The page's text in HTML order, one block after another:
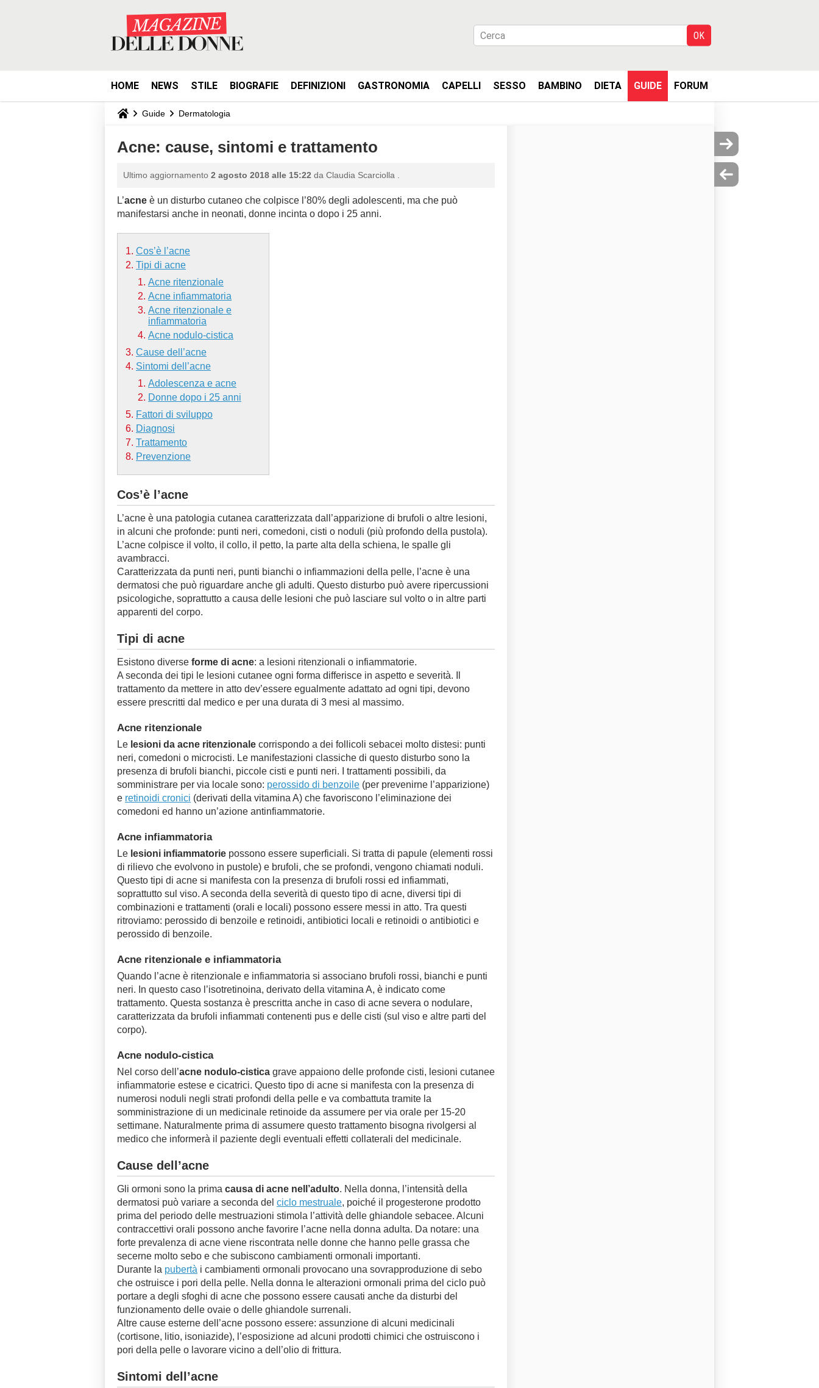
HOME NEWS STILE BIOGRAFIE DEFINIZIONI GASTRONOMIA CAPELLI SESSO BAMBINO DIETA GUIDE FORUM
Guide Dermatologia
Acne: cause, sintomi e trattamento
Ultimo aggiornamento 2 agosto 2018 alle 15:22 da Claudia Scarciolla
L’acne è un disturbo cutaneo che colpisce l’80% degli adolescenti, ma che può
manifestarsi anche in neonati, donne incinta o dopo i 25 anni.
Cos’è l’acne
Tipi di acne
Acne ritenzionale
Acne infiammatoria
Acne ritenzionale e
infiammatoria
Acne nodulo-cistica
Cause dell’acne
Sintomi dell’acne
Adolescenza e acne
Donne dopo i 25 anni
Fattori di sviluppo
Diagnosi
Trattamento
Prevenzione
Cos’è l’acne
L’acne è una patologia cutanea caratterizzata dall’apparizione di brufoli o altre lesioni,
in alcuni che profonde: punti neri, comedoni, cisti o noduli (più profondo della pustola).
L’acne colpisce il volto, il collo, il petto, la parte alta della schiena, le spalle gli
avambracci.
Caratterizzata da punti neri, punti bianchi o infiammazioni della pelle, l’acne è una
dermatosi che può riguardare anche gli adulti. Questo disturbo può avere ripercussioni
psicologiche, soprattutto a causa delle lesioni che può lasciare sul volto o in altre parti
apparenti del corpo.
Tipi di acne
Esistono diverse forme di acne: a lesioni ritenzionali o infiammatorie.
A seconda dei tipi le lesioni cutanee ogni forma differisce in aspetto e severità. Il
trattamento da mettere in atto dev’essere egualmente adattato ad ogni tipi, devono
essere prescritti dal medico e per una durata di 3 mesi al massimo.
Acne ritenzionale
Le lesioni da acne ritenzionale corrispondo a dei follicoli sebacei molto distesi: punti
neri, comedoni o microcisti. Le manifestazioni classiche di questo disturbo sono la
presenza di brufoli bianchi, piccole cisti e punti neri. I trattamenti possibili, da
somministrare per via locale sono: perossido di benzoile (per prevenirne l’apparizione)
e retinoidi cronici (derivati della vitamina A) che favoriscono l’eliminazione dei
comedoni ed hanno un’azione antinfiammatorie.
Acne infiammatoria
Le lesioni infiammatorie possono essere superficiali. Si tratta di papule (elementi rossi
di rilievo che evolvono in pustole) e brufoli, che se profondi, vengono chiamati noduli.
Questo tipi di acne si manifesta con la presenza di brufoli rossi ed infiammati,
soprattutto sul viso. A seconda della severità di questo tipo di acne, diversi tipi di
combinazioni e trattamenti (orali e locali) possono essere messi in atto. Tra questi
ritroviamo: perossido di benzoile e retinoidi, antibiotici locali e retinoidi o antibiotici e
perossido di benzoile.
Acne ritenzionale e infiammatoria
Quando l’acne è ritenzionale e infiammatoria si associano brufoli rossi, bianchi e punti
neri. In questo caso l’isotretinoina, derivato della vitamina A, è indicato come
trattamento. Questa sostanza è prescritta anche in caso di acne severa o nodulare,
caratterizzata da brufoli infiammati contenenti pus e delle cisti (sul viso e altre parti del
corpo).
Acne nodulo-cistica
Nel corso dell’acne nodulo-cistica grave appaiono delle profonde cisti, lesioni cutanee
infiammatorie estese e cicatrici. Questo tipo di acne si manifesta con la presenza di
numerosi noduli negli strati profondi della pelle e va combattuta tramite la
somministrazione di un medicinale retinoide da assumere per via orale per 15-20
settimane. Naturalmente prima di assumere questo trattamento bisogna rivolgersi al
medico che informerà il paziente degli eventuali effetti collaterali del medicinale.
Cause dell’acne
Gli ormoni sono la prima causa di acne nell’adulto. Nella donna, l’intensità della
dermatosi può variare a seconda del ciclo mestruale, poiché il progesterone prodotto
prima del periodo delle mestruazioni stimola l’attività delle ghiandole sebacee. Alcuni
contraccettivi orali possono anche favorire l’acne nella donna adulta. Da notare: una
forte prevalenza di acne viene riscontrata nelle donne che hanno pelle grassa che
secerne molto sebo e che subiscono cambiamenti ormonali importanti.
Durante la pubertà i cambiamenti ormonali provocano una sovrapproduzione di sebo
che ostruisce i pori della pelle. Nella donna le alterazioni ormonali prima del ciclo può
portare a degli sfoghi di acne che possono essere causati anche da disturbi del
funzionamento delle ovaie o delle ghiandole surrenali.
Altre cause esterne dell’acne possono essere: assunzione di alcuni medicinali
(cortisone, litio, isoniazide), l’esposizione ad alcuni prodotti chimici che ostruiscono i
pori della pelle o lavorare vicino a dell’olio di frittura.
Sintomi dell’acne